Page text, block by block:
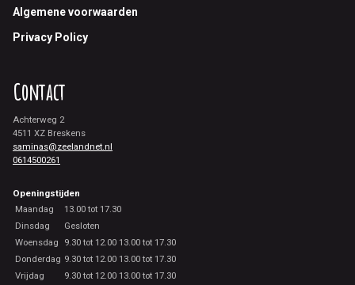
Footer
Algemene voorwaarden
Privacy Policy
Contact
Achterweg 2
4511 XZ Breskens
saminas@zeelandnet.nl
0614500261
Openingstijden
Maandag
13.00 tot 17.30
Dinsdag
Gesloten
Woensdag
9.30 tot 12.00 13.00 tot 17.30
Donderdag 9.30 tot 12.00 13.00 tot 17.30
Vrijdag
9.30 tot 12.00 13.00 tot 17.30